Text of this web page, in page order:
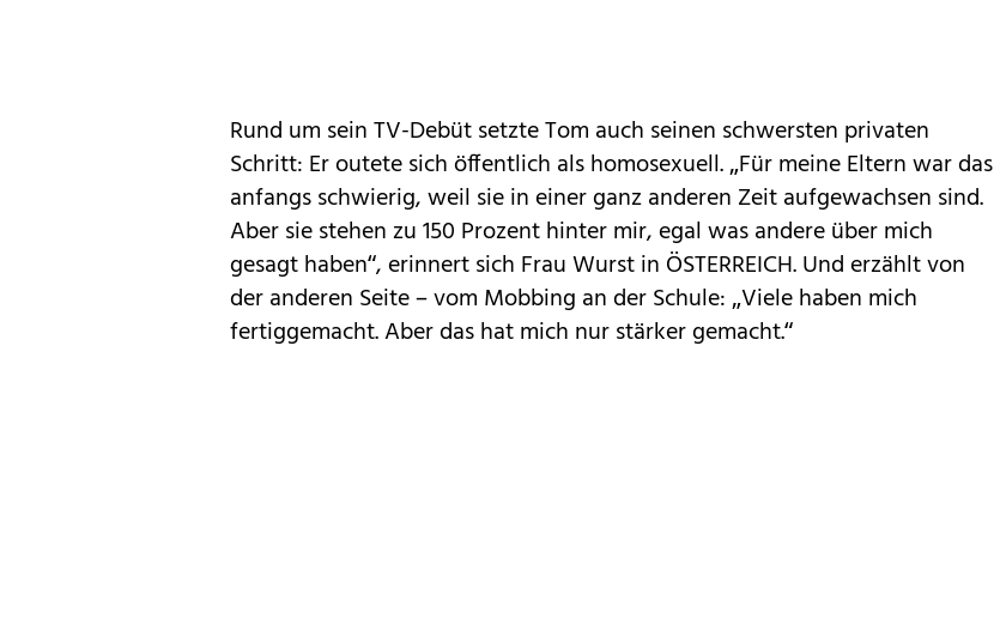
Rund um sein TV-Debüt setzte Tom auch seinen schwersten privaten
Schritt: Er outete sich öffentlich als homosexuell. „Für meine Eltern war das
anfangs schwierig, weil sie in einer ganz anderen Zeit aufgewachsen sind.
Aber sie stehen zu 150 Prozent hinter mir, egal was andere über mich
gesagt haben“, erinnert sich Frau Wurst in ÖSTERREICH. Und erzählt von
der anderen Seite – vom Mobbing an der Schule: „Viele haben mich
fertiggemacht. Aber das hat mich nur stärker gemacht.“